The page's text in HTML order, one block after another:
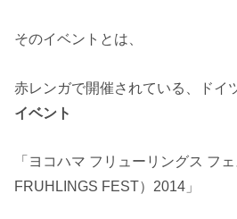
そのイベントとは、
赤レンガで開催されている、ドイ
イベント
「ヨコハマ フリューリングス フ
FRUHLINGS FEST）2014」